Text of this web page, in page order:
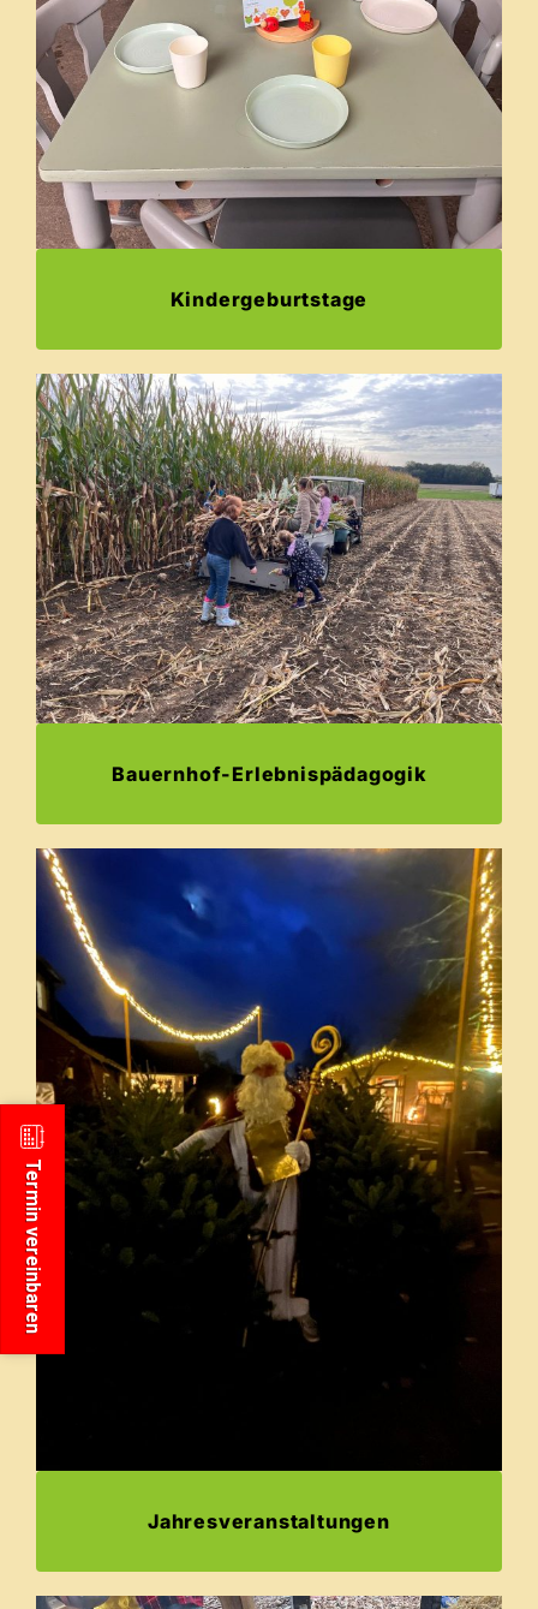
Kindergeburtstage
Bauernhof-Erlebnispädagogik
Jahresveranstaltungen
Termin vereinbaren